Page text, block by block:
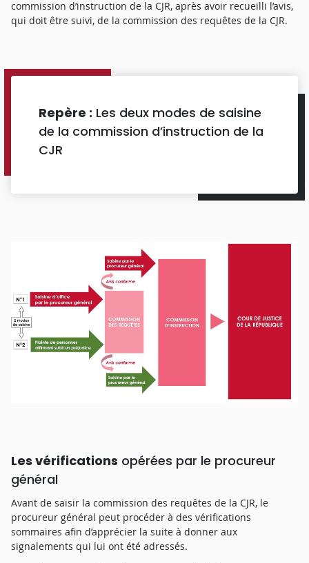
commission d’instruction de la CJR, après avoir recueilli l’avis,
qui doit être suivi, de la commission des requêtes de la CJR.
Repère : Les deux modes de saisine
de la commission d’instruction de la
CJR
Les vérifications opérées par le procureur
général
Avant de saisir la commission des requêtes de la CJR, le
procureur général peut procéder à des vérifications
sommaires afin d’apprécier la suite à donner aux
signalements qui lui ont été adressés.